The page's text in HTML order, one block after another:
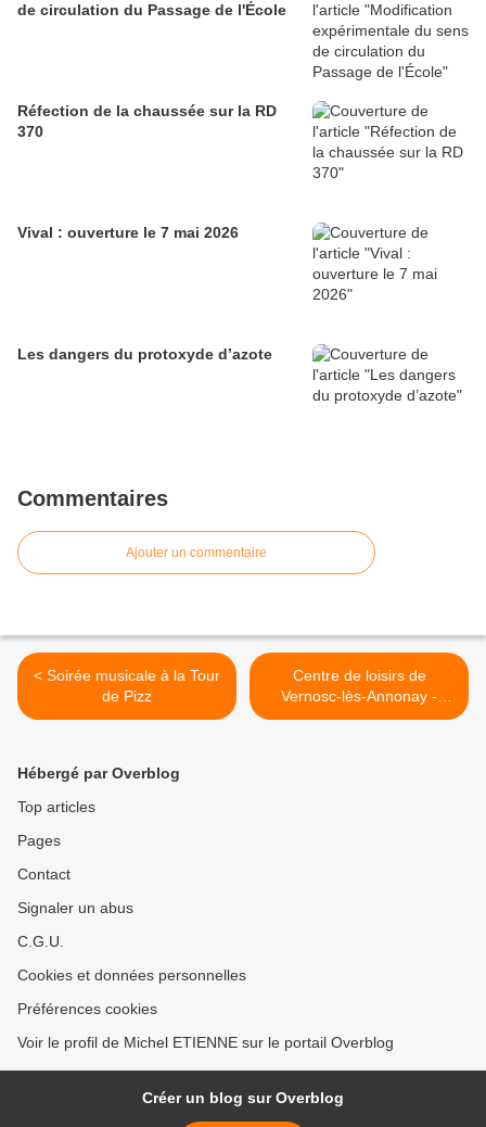
de circulation du Passage de l'École
Réfection de la chaussée sur la RD
370
Vival : ouverture le 7 mai 2026
Les dangers du protoxyde d’azote
Commentaires
Ajouter un commentaire
< Soirée musicale à la Tour
de Pizz
Centre de loisirs de
Vernosc-lès-Annonay -
Vacances d'été 2026 >
Hébergé par Overblog
Top articles
Pages
Contact
Signaler un abus
C.G.U.
Cookies et données personnelles
Préférences cookies
Voir le profil de Michel ETIENNE sur le portail Overblog
Créer un blog sur Overblog